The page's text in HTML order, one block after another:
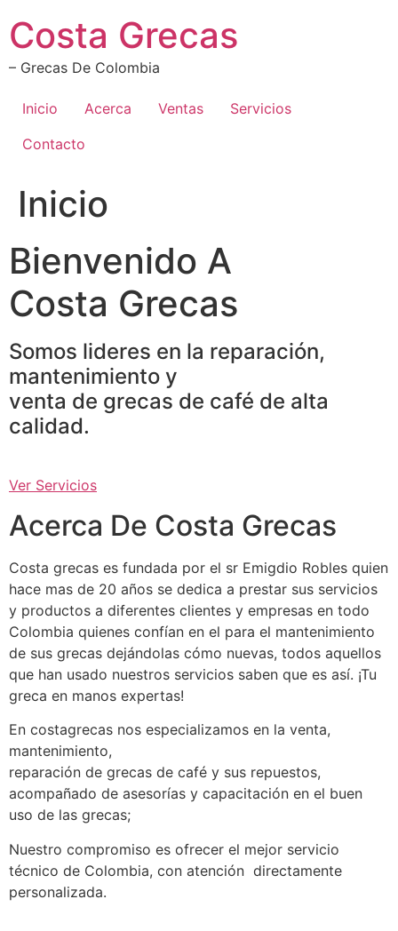
contenido
Costa Grecas
– Grecas De Colombia
Inicio Acerca Ventas
Servicios
Contacto
Inicio
Bienvenido A
Costa Grecas
Somos lideres en la reparación,
mantenimiento y
venta de grecas de café de alta
calidad.
Ver Servicios
Acerca De Costa Grecas
Costa grecas es fundada por el sr Emigdio Robles quien
hace mas de 20 años se dedica a prestar sus servicios
y productos a diferentes clientes y empresas en todo
Colombia quienes confían en el para el mantenimiento
de sus grecas dejándolas cómo nuevas, todos aquellos
que han usado nuestros servicios saben que es así. ¡Tu
greca en manos expertas!
En costagrecas nos especializamos en la venta,
mantenimiento,
reparación de grecas de café y sus repuestos,
acompañado de asesorías y capacitación en el buen
uso de las grecas;
Nuestro compromiso es ofrecer el mejor servicio
técnico de Colombia, con atención directamente
personalizada.